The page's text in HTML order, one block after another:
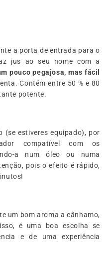
a porta de entrada para o
jus ao seu nome com a
pouco pegajosa, mas fácil
Contém entre 50 % e 80
potente.
(se estiveres equipado), por
compatível com os
a num óleo ou numa
pois o efeito é rápido,
um bom aroma a cânhamo,
é uma boa escolha se
e de uma experiência